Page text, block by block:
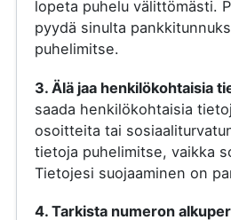
lopeta puhelu välittömästi.
pyydä sinulta
puhelimitse.
3. Älä jaa henkilökohtaisia
saada henkilökohtaisia
osoitteita tai
tietoja puhelimitse, vaikka
Tietojesi suojaaminen on
4. Tarkista numeron